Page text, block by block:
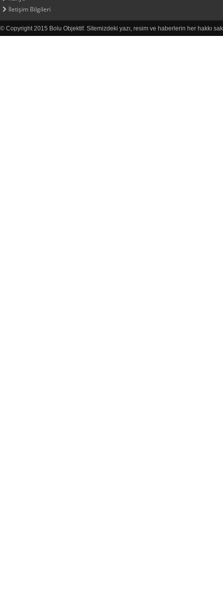
İletişim Bilgileri
© Copyright 2015 Bolu Objektif. Sitemizdeki yazı, resim ve haberlerin her hakkı